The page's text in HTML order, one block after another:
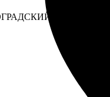
ПР-Т., 41,